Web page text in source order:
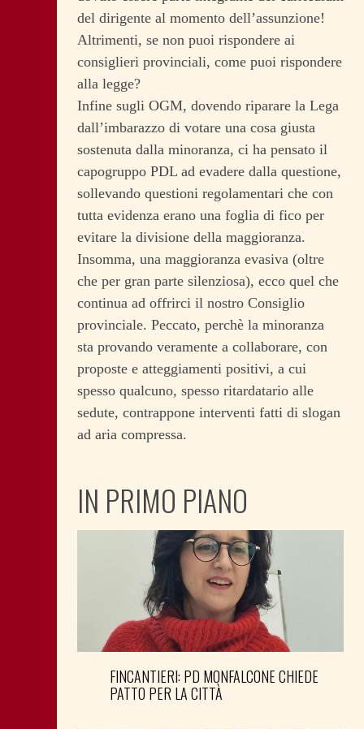
del dirigente al momento dell’assunzione!
Altrimenti, se non puoi rispondere ai
consiglieri provinciali, come puoi rispondere
alla legge?
Infine sugli OGM, dovendo riparare la Lega
dall’imbarazzo di votare una cosa giusta
sostenuta dalla minoranza, ci ha pensato il
capogruppo PDL ad evadere dalla questione,
sollevando questioni regolamentari che con
tutta evidenza erano una foglia di fico per
evitare la divisione della maggioranza.
Insomma, una maggioranza evasiva (oltre
che per gran parte silenziosa), ecco quel che
continua ad offrirci il nostro Consiglio
provinciale. Peccato, perchè la minoranza
sta provando veramente a collaborare, con
proposte e atteggiamenti positivi, a cui
spesso qualcuno, spesso ritardatario alle
sedute, contrappone interventi fatti di slogan
ad aria compressa.
IN PRIMO PIANO
FINCANTIERI: PD MONFALCONE CHIEDE
PATTO PER LA CITTÀ